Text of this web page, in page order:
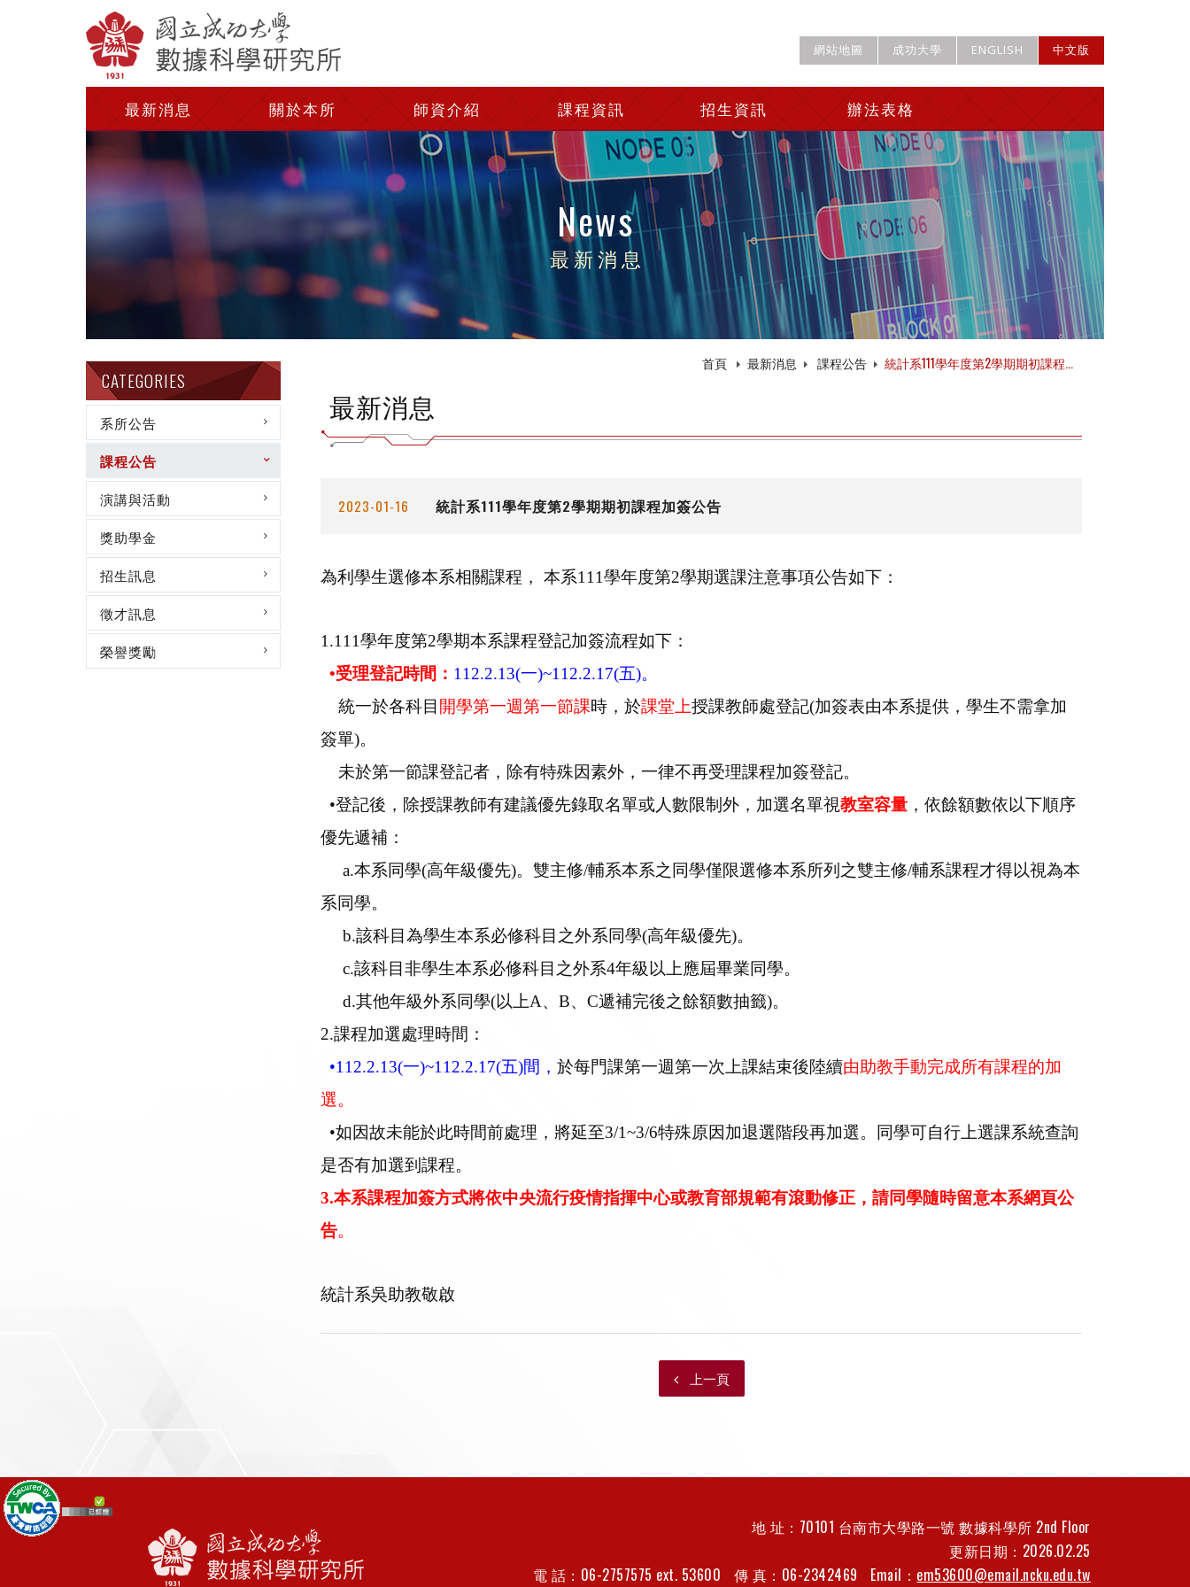
網站地圖 成功大學 ENGLISH 中文版
最新消息 關於本所 師資介紹 課程資訊 招生資訊 辦法表格
News
最新消息
CATEGORIES
系所公告
課程公告
演講與活動
獎助學金
招生訊息
徵才訊息
榮譽獎勵
首頁 最新消息 課程公告 統計系111學年度第2學期期初課程...
最新消息
2023-01-16 統計系111學年度第2學期期初課程加簽公告
為利學生選修本系相關課程， 本系111學年度第2學期選課注意事項公告如下：
1.111學年度第2學期本系課程登記加簽流程如下：
•受理登記時間： 112.2.13(一)~112.2.17(五)。
統一於各科目 開學第一週第一節課時，於課堂上授課教師處登記(加簽表由本系提供，學生不需拿加
簽單)。
未於第一節課登記者，除有特殊因素外，一律不再受理課程加簽登記。
•登記後，除授課教師有建議優先錄取名單或人數限制外，加選名單視教室容量 ，依餘額數依以下順序
優先遞補：
a.本系同學(高年級優先)。雙主修/輔系本系之同學僅限選修本系所列之雙主修/輔系課程才得以視為本
系同學。
b.該科目為學生本系必修科目之外系同學(高年級優先)。
c.該科目非學生本系必修科目之外系4年級以上應屆畢業同學。
d.其他年級外系同學(以上A、B、C遞補完後之餘額數抽籤)。
2.課程加選處理時間：
•112.2.13(一)~112.2.17(五)間， 於每門課第一週第一次上課結束後陸續由助教手動完成所有課程的加
選。
•如因故未能於此時間前處理，將延至3/1~3/6特殊原因加退選階段再加選。同學可自行上選課系統查詢
是否有加選到課程。
3.本系課程加簽方式將依中央流行疫情指揮中心或教育部規範有滾動修正，請同學隨時留意本系網頁公
告。
統計系吳助教敬啟
上一頁
地 址：70101 台南市大學路一號 數據科學所 2nd Floor
更新日期：2026.02.25
電 話：06-2757575 ext. 53600
傳 真： 06-2342469 Email： em53600@email.ncku.edu.tw